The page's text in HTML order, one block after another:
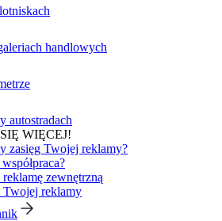
handlowych
autostradach
WIĘCEJ!
zasięg Twojej reklamy?
zewnętrzną
Twojej reklamy